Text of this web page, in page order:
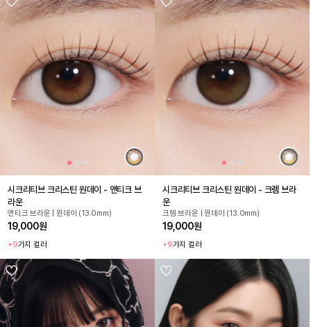
시크리티브 크리스틴 원데이 - 앤티크 브
라운
앤티크 브라운 | 원데이 (13.0mm)
19,000원
+9가지 컬러
시크리티브 크리스틴 원데이 - 크렘 브라
운
크렘 브라운 | 원데이 (13.0mm)
19,000원
+9가지 컬러